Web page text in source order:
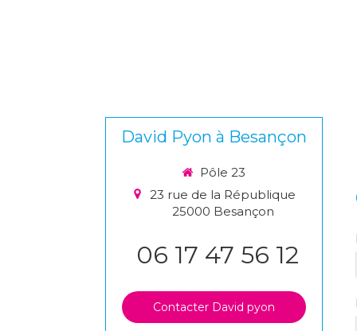
David Pyon à Besançon
Pôle 23
23 rue de la République
25000 Besançon
06 17 47 56 12
Contacter David pyon